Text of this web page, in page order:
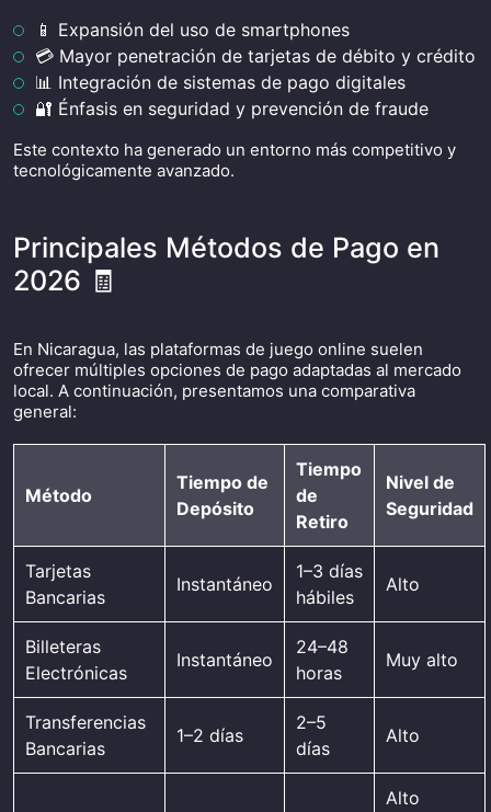
📱 Expansión del uso de smartphones
💳 Mayor penetración de tarjetas de débito y crédito
📊 Integración de sistemas de pago digitales
🔐 Énfasis en seguridad y prevención de fraude
Este contexto ha generado un entorno más competitivo y
tecnológicamente avanzado.
Principales Métodos de Pago en
2026 🧾
En Nicaragua, las plataformas de juego online suelen
ofrecer múltiples opciones de pago adaptadas al mercado
local. A continuación, presentamos una comparativa
general:
Método
Tiempo de
Depósito
Tiempo
de
Retiro
Nivel de
Seguridad
Tarjetas
Bancarias
Instantáneo
1–3 días
hábiles
Alto
Billeteras
Electrónicas
Instantáneo
24–48
horas
Muy alto
Transferencias
Bancarias
1–2 días
2–5
días
Alto
Alto